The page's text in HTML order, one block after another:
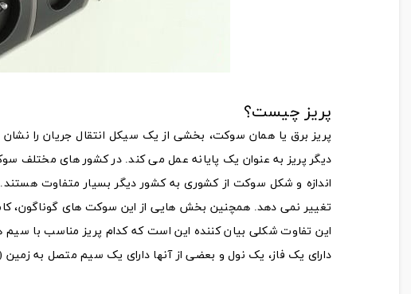
پریز چیست؟
پریز برق یا همان سوکت، بخشی از یک سیکل انتقال جریان را
دیگر پریز به عنوان یک پایانه عمل می کند. در کشور های مختلف سوکت ها معمولا
اندازه و شکل سوکت از کشوری به کشور دیگر بسیار متفاوت
تغییر نمی دهد. همچنین بخش هایی از این سوکت های گوناگون،
این تفاوت شکلی بیان کننده این است که کدام پریز مناسب با سیم
دارای یک فاز، یک نول و بعضی از آنها دارای یک سیم متصل به زمین